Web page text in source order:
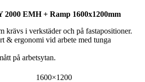
EMH + Ramp 1600x1200mm
krävs i verkstäder och på fastapositioner.
& ergonomi vid arbete med tunga
på arbetsytan.
1600×1200